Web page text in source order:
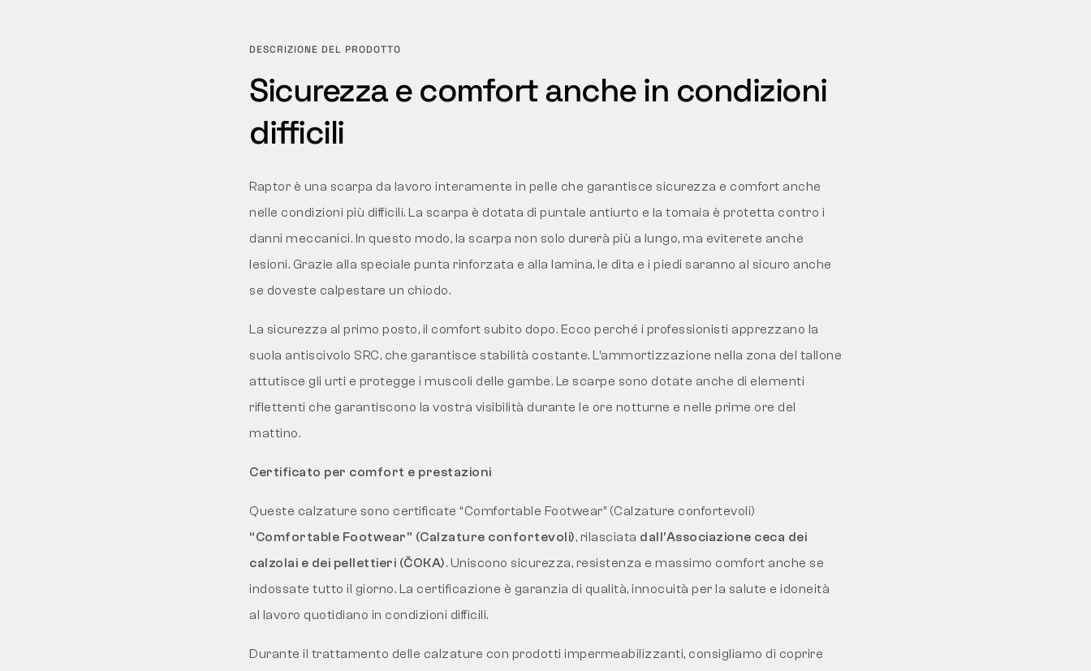
DESCRIZIONE DEL PRODOTTO
Sicurezza e comfort anche in condizioni
difficili
Raptor è una scarpa da lavoro interamente in pelle che garantisce sicurezza e comfort anche
nelle condizioni più difficili. La scarpa è dotata di puntale antiurto e la tomaia è protetta contro i
danni meccanici. In questo modo, la scarpa non solo durerà più a lungo, ma eviterete anche
lesioni. Grazie alla speciale punta rinforzata e alla lamina, le dita e i piedi saranno al sicuro anche
se doveste calpestare un chiodo.
La sicurezza al primo posto, il comfort subito dopo. Ecco perché i professionisti apprezzano la
suola antiscivolo SRC, che garantisce stabilità costante. L’ammortizzazione nella zona del tallone
attutisce gli urti e protegge i muscoli delle gambe. Le scarpe sono dotate anche di elementi
riflettenti che garantiscono la vostra visibilità durante le ore notturne e nelle prime ore del
mattino.
Certificato per comfort e prestazioni
Queste calzature sono certificate “Comfortable Footwear” (Calzature confortevoli)
“Comfortable Footwear” (Calzature confortevoli), rilasciata dall’Associazione ceca dei
calzolai e dei pellettieri (ČOKA). Uniscono sicurezza, resistenza e massimo comfort anche se
indossate tutto il giorno. La certificazione è garanzia di qualità, innocuità per la salute e idoneità
al lavoro quotidiano in condizioni difficili.
Durante il trattamento delle calzature con prodotti impermeabilizzanti, consigliamo di coprire